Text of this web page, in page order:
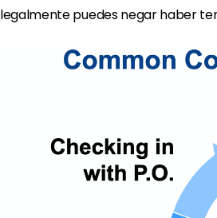
legalmente puedes negar haber